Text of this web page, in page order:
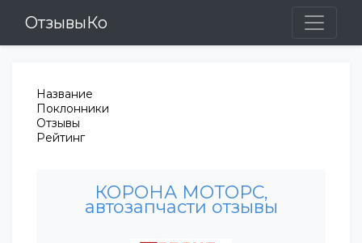
ОтзывыКо
Название
Поклонники
Отзывы
Рейтинг
КОРОНА МОТОРС,
автозапчасти отзывы